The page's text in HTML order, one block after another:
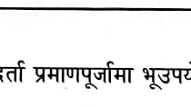
नं. ९८४१६४५३५६ (टोल फ्रि
नं. ९८४९५०५६००